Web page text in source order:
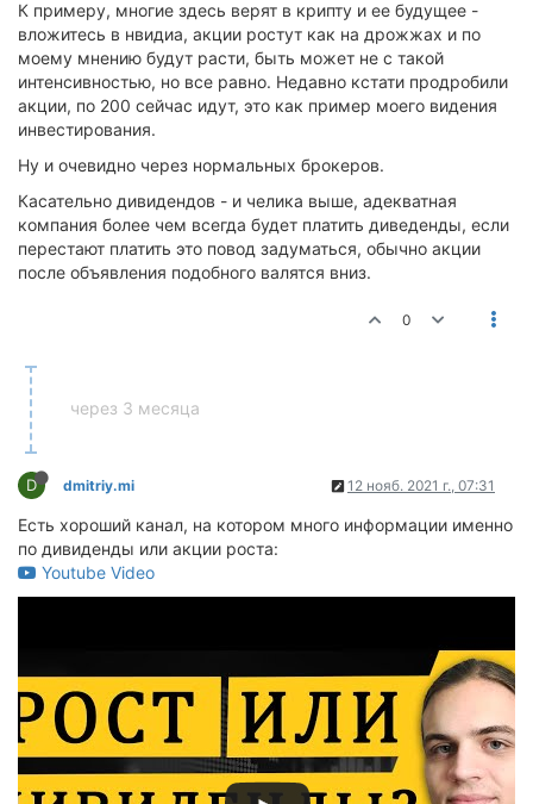
К примеру, многие здесь верят в крипту и ее будущее -
вложитесь в нвидиа, акции ростут как на дрожжах и по
моему мнению будут расти, быть может не с такой
интенсивностью, но все равно. Недавно кстати продробили
акции, по 200 сейчас идут, это как пример моего видения
инвестирования.
Ну и очевидно через нормальных брокеров.
Касательно дивидендов - и челика выше, адекватная
компания более чем всегда будет платить диведенды, если
перестают платить это повод задуматься, обычно акции
после объявления подобного валятся вниз.
0
через 3 месяца
D dmitriy.mi 12 нояб. 2021 г., 07:31
Есть хороший канал, на котором много информации именно
по дивиденды или акции роста:
Youtube Video